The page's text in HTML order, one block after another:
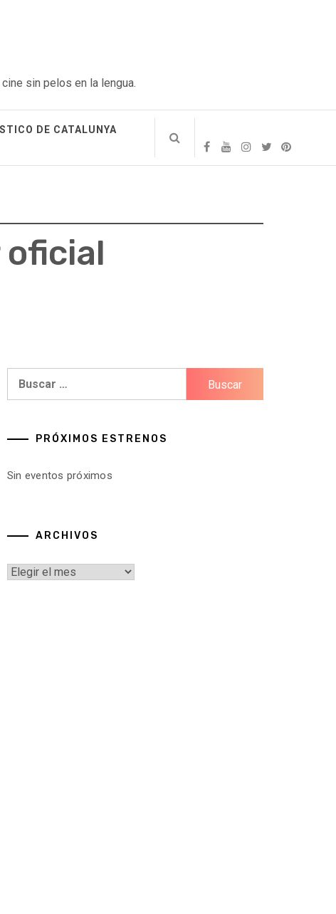
sin pelos en la lengua.
DE CATALUNYA
oficial
PRÓXIMOS ESTRENOS
Sin eventos próximos
ARCHIVOS
Archivos